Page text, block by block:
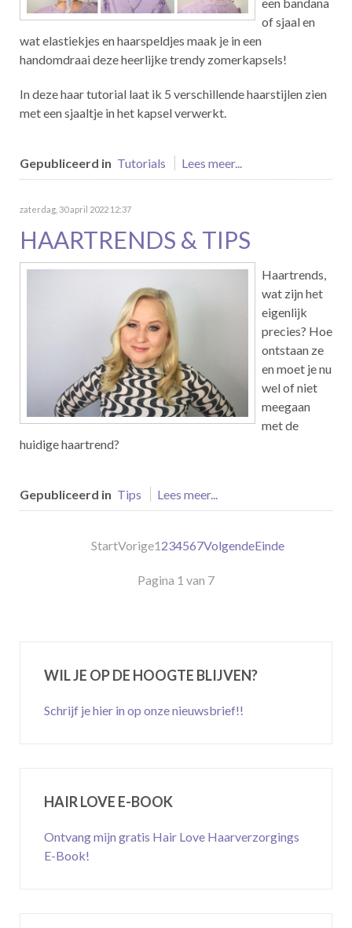
of sjaal en
wat elastiekjes en haarspeldjes maak je in een
handomdraai deze heerlijke trendy zomerkapsels!
In deze haar tutorial laat ik 5 verschillende haarstijlen zien
met een sjaaltje in het kapsel verwerkt.
Gepubliceerd in Tutorials Lees meer...
zaterdag, 30 april 2022 12:37
HAARTRENDS & TIPS
Haartrends,
wat zijn het
eigenlijk
precies? Hoe
ontstaan ze
en moet je nu
wel of niet
meegaan
met de
huidige haartrend?
Gepubliceerd in Tips Lees meer...
StartVorige1 234567VolgendeEinde
Pagina 1 van 7
WIL JE OP DE HOOGTE BLIJVEN?
Schrijf je hier in op onze nieuwsbrief!!
HAIR LOVE E-BOOK
Ontvang mijn gratis Hair Love Haarverzorgings
E-Book!